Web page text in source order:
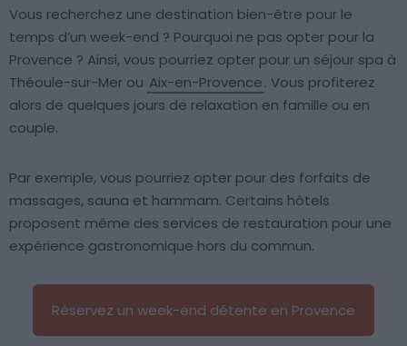
Vous recherchez une destination bien-être pour le
temps d’un week-end ? Pourquoi ne pas opter pour la
Provence ? Ainsi, vous pourriez opter pour un séjour spa à
Théoule-sur-Mer ou Aix-en-Provence. Vous profiterez
alors de quelques jours de relaxation en famille ou en
couple.
Par exemple, vous pourriez opter pour des forfaits de
massages, sauna et hammam. Certains hôtels
proposent même des services de restauration pour une
expérience gastronomique hors du commun.
Réservez un week-end détente en Provence